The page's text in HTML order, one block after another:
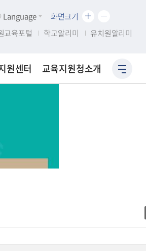
Language 화면크기
면
크
확
화
면
크
교육포털 학교알리미 유치원알리미
원센터 교육지원청소개
사
이